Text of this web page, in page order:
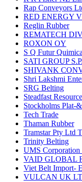
Rap Conveyors
RED ENERGY
Reglin Rubber
REMATECH
ROXON OY
S Q Futur
SATI GROUP
SHIVANK
Shri Lakshmi
SRG Belting
Steadfast
Stockholms Plat-
Tech Trade
Thaman Rubber
Tramstar Pty Ltd
Trinity Belting
UMS
VAID GLOBAL
Viet Belt Import-
VULCAN UK